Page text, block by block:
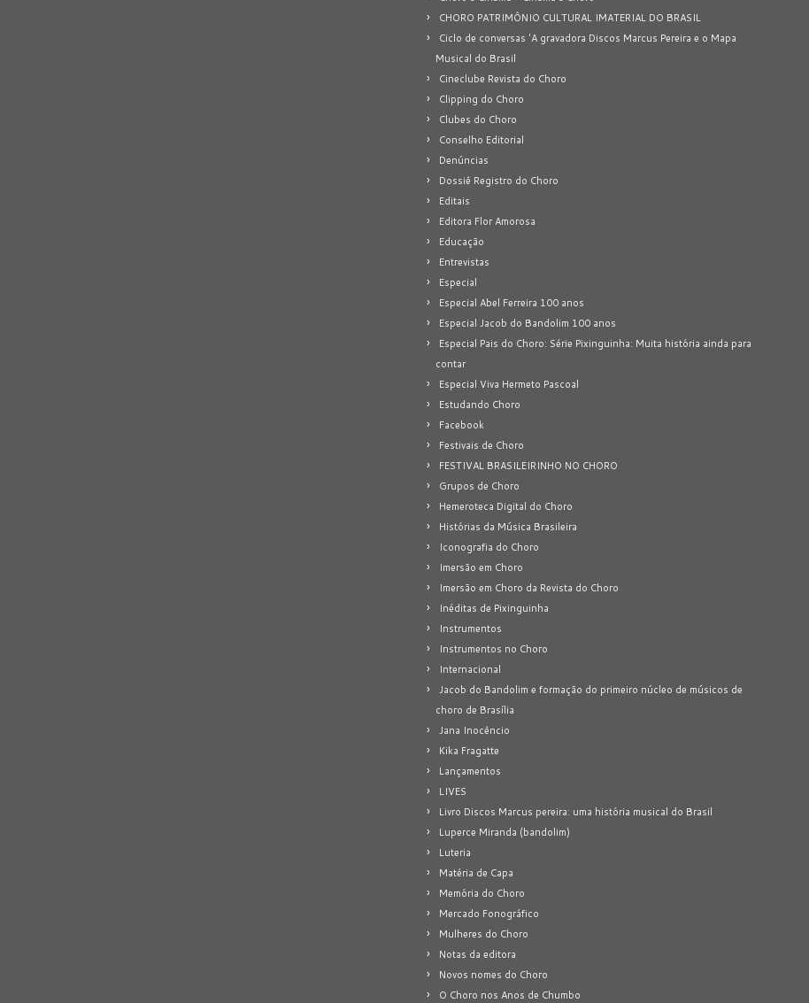
CHORO PATRIMÔNIO CULTURAL IMATERIAL DO BRASIL
Ciclo de conversas 'A gravadora Discos Marcus Pereira e o Mapa
Musical do Brasil
Cineclube Revista do Choro
Clipping do Choro
Clubes do Choro
Conselho Editorial
Denúncias
Dossiê Registro do Choro
Editais
Editora Flor Amorosa
Educação
Entrevistas
Especial
Especial Abel Ferreira 100 anos
Especial Jacob do Bandolim 100 anos
Especial Pais do Choro: Série Pixinguinha: Muita história ainda para
contar
Especial Viva Hermeto Pascoal
Estudando Choro
Facebook
Festivais de Choro
FESTIVAL BRASILEIRINHO NO CHORO
Grupos de Choro
Hemeroteca Digital do Choro
Histórias da Música Brasileira
Iconografia do Choro
Imersão em Choro
Imersão em Choro da Revista do Choro
Inéditas de Pixinguinha
Instrumentos
Instrumentos no Choro
Internacional
Jacob do Bandolim e formação do primeiro núcleo de músicos de
choro de Brasília
Jana Inocêncio
Kika Fragatte
Lançamentos
LIVES
Livro Discos Marcus pereira: uma história musical do Brasil
Luperce Miranda (bandolim)
Luteria
Matéria de Capa
Memória do Choro
Mercado Fonográfico
Mulheres do Choro
Notas da editora
Novos nomes do Choro
O Choro nos Anos de Chumbo